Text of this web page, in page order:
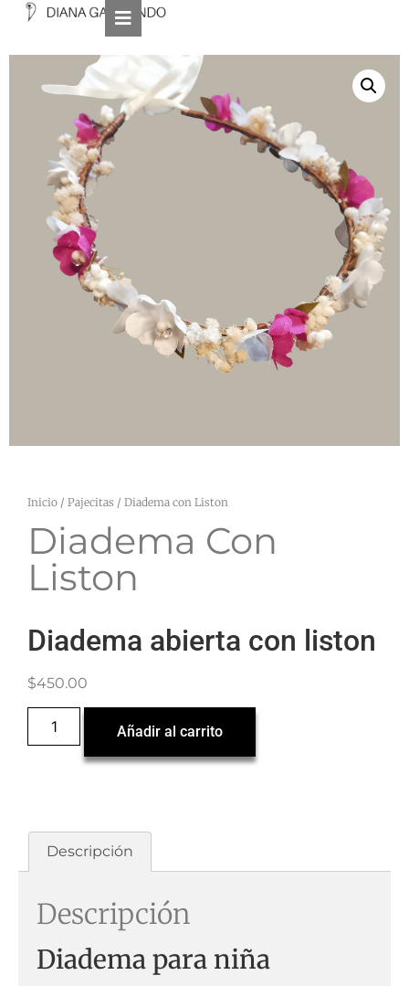
Inicio / Pajecitas / Diadema con Liston
Diadema Con
Liston
Diadema abierta con liston
$450.00
Añadir al carrito
Descripción
Descripción
Diadema para niña